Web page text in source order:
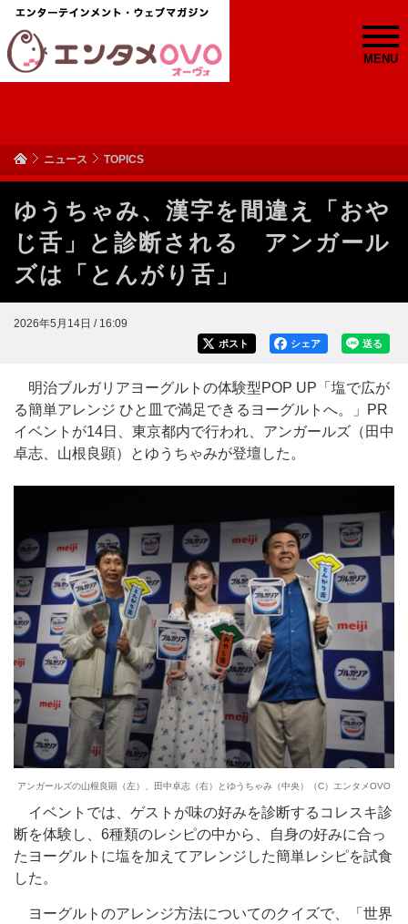
MENU
ニュース TOPICS
ゆうちゃみ、漢字を間違え「おや
じ舌」と診断される アンガール
ズは「とんがり舌」
2026年5月14日 / 16:09
送る
シェア
ポスト
明治ブルガリアヨーグルトの体験型POP UP「塩で広が
る簡単アレンジ ひと皿で満足できるヨーグルトへ。」PR
イベントが14日、東京都内で行われ、アンガールズ（田中
卓志、山根良顕）とゆうちゃみが登壇した。
アンガールズの山根良顕（左）、田中卓志（右）とゆうちゃみ（中央）（C）エンタメOVO
イベントでは、ゲストが味の好みを診断するコレスキ診
断を体験し、6種類のレシピの中から、自身の好みに合っ
たヨーグルトに塩を加えてアレンジした簡単レシピを試食
した。
ヨーグルトのアレンジ方法についてのクイズで、「世界